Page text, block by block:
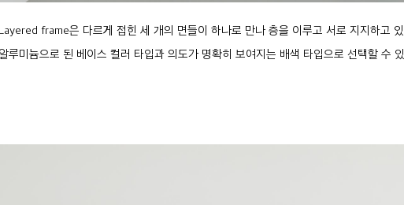
frame은 다르게 접힌 세 개의 면들이 하나로 만나 층을 이루고 서로 지지하고 있
루미늄으로 된 베이스 컬러 타입과 의도가 명확히 보여지는 배색 타입으로 선택할 수